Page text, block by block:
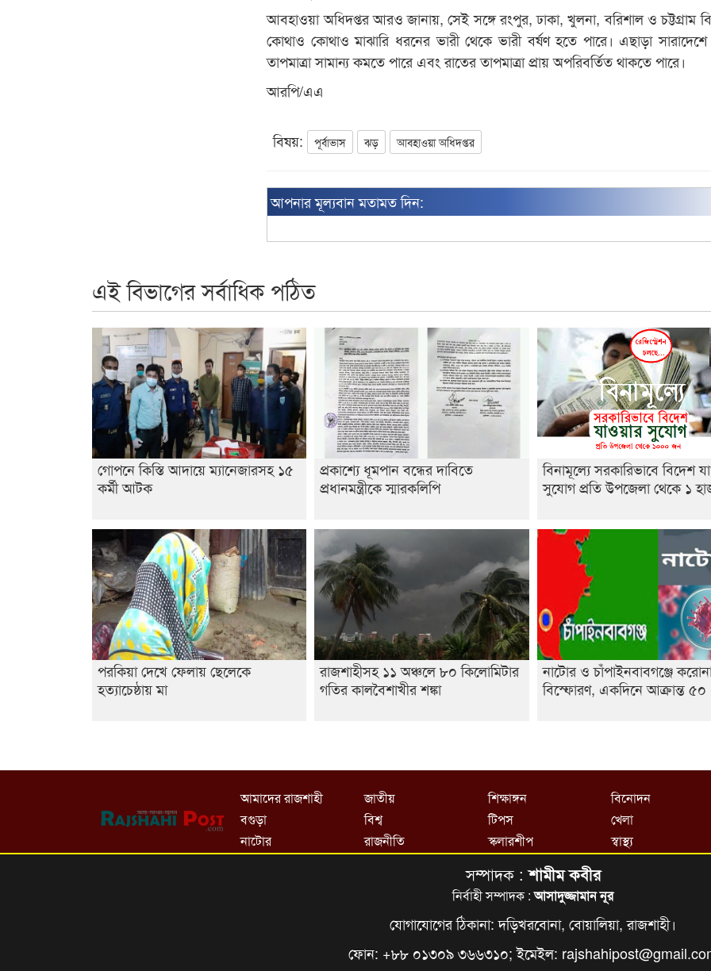
আবহাওয়া অধিদপ্তর আরও জানায়, সেই সঙ্গে রংপুর, ঢাকা, খুলনা, বরিশাল ও চট্টগ্রাম
কোথাও কোথাও মাঝারি ধরনের ভারী থেকে ভারী বর্ষণ হতে পারে। এছাড়া সারাদেশে
তাপমাত্রা সামান্য কমতে পারে এবং রাতের তাপমাত্রা প্রায় অপরিবর্তিত থাকতে পারে।
আরপি/এএ
বিষয়: পূর্বাভাস ঝড় আবহাওয়া অধিদপ্তর
আপনার মূল্যবান মতামত দিন:
এই বিভাগের সর্বাধিক পঠিত
গোপনে কিস্তি আদায়ে ম্যানেজারসহ ১৫
কর্মী আটক
প্রকাশ্যে ধূমপান বন্ধের দাবিতে
প্রধানমন্ত্রীকে স্মারকলিপি
বিনামূল্যে সরকারিভাবে বিদেশ
সুযোগ প্রতি উপজেলা থেকে ১
পরকিয়া দেখে ফেলায় ছেলেকে
হত্যাচেষ্ঠায় মা
রাজশাহীসহ ১১ অঞ্চলে ৮০ কিলোমিটার
গতির কালবৈশাখীর শঙ্কা
নাটোর ও চাঁপাইনবাবগঞ্জে
বিস্ফোরণ, একদিনে আক্রান্ত ৫০
আমাদের রাজশাহী
বগুড়া
নাটোর
জাতীয়
বিশ্ব
রাজনীতি
শিক্ষাঙ্গন
টিপস
স্কলারশীপ
বিনোদন
খেলা
স্বাস্থ্য
সম্পাদক : শামীম কবীর
নির্বাহী সম্পাদক :আসাদুজ্জামান নূর
যোগাযোগের ঠিকানা: দড়িখরবোনা, বোয়ালিয়া, রাজশাহী।
ফোন: +৮৮ ০১৩০৯ ৩৬৬৩১০; ইমেইল: